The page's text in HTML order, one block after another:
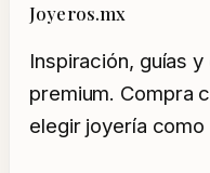
Joyeros.mx
Inspiración, guías
premium. Compra
elegir joyería